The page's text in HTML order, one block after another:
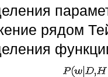
рядом